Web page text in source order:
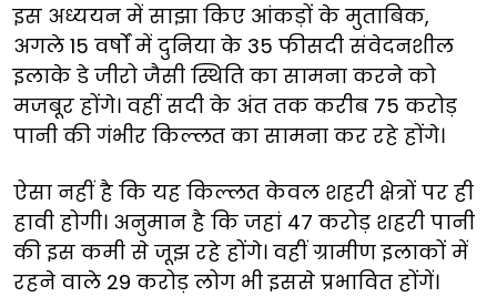
इस अध्ययन में साझा किए आंकड़ों के मुताबिक,
अगले 15 वर्षों में दुनिया के 35 फीसदी संवेदनशील
इलाके डे जीरो जैसी स्थिति का सामना करने को
मजबूर होंगे। वहीं सदी के अंत तक करीब 75 करोड़
पानी की गंभीर किल्लत का सामना कर रहे होंगे।
ऐसा नहीं है कि यह किल्लत केवल शहरी क्षेत्रों पर ही
हावी होगी। अनुमान है कि जहां 47 करोड़ शहरी पानी
की इस कमी से जूझ रहे होंगे। वहीं ग्रामीण इलाकों में
रहने वाले 29 करोड़ लोग भी इससे प्रभावित होंगें।